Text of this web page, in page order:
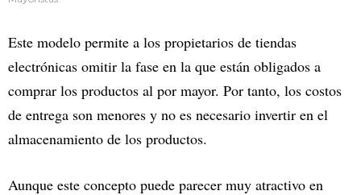
Este modelo permite a los propietarios de tiendas
electrónicas omitir la fase en la que están obligados a
comprar los productos al por mayor. Por tanto, los costos
de entrega son menores y no es necesario invertir en el
almacenamiento de los productos.
Aunque este concepto puede parecer muy atractivo en